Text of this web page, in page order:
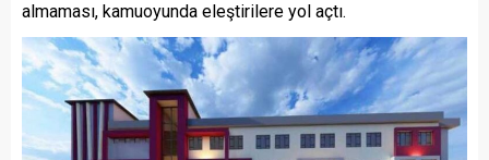
almaması, kamuoyunda eleştirilere yol açtı.